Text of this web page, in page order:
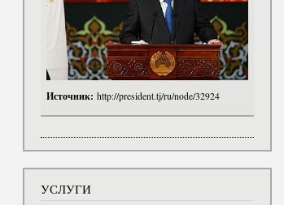
Источник: http://president.tj/ru/node/32924
УСЛУГИ